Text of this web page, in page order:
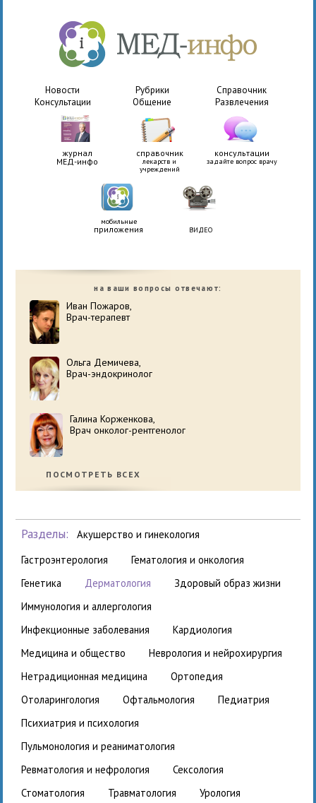
Новости Рубрики
Справочник
Консультации
Общение Развлечения
журнал
МЕД-инфо
справочник
лекарств и
учреждений
консультации
задайте вопрос врачу
мобильные
приложения ВИДЕО
на ваши вопросы отвечают:
Иван Пожаров,
Врач-терапевт
Ольга Демичева,
Врач-эндокринолог
Галина Корженкова,
Врач онколог-рентгенолог
ПОСМОТРЕТЬ ВСЕХ
Разделы:
акушерство и гинекология
гастроэнтерология
гематология и онкология
генетика
дерматология
здоровый образ жизни
иммунология и аллергология
инфекционные заболевания
кардиология
медицина и общество
неврология и нейрохирургия
нетрадиционная медицина
ортопедия
отоларингология
офтальмология
педиатрия
психиатрия и психология
пульмонология и реаниматология
ревматология и нефрология
сексология
стоматология
травматология
урология